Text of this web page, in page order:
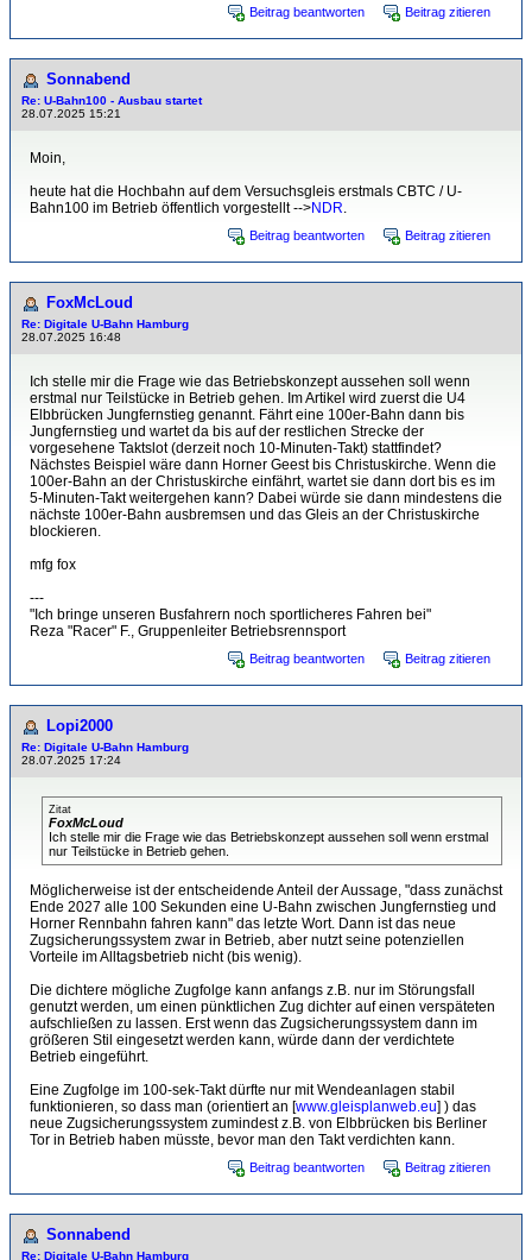
Beitrag beantworten Beitrag zitieren
Sonnabend
Re: U-Bahn100 - Ausbau startet
28.07.2025 15:21
Moin,
heute hat die Hochbahn auf dem Versuchsgleis erstmals CBTC / U-
Bahn100 im Betrieb öffentlich vorgestellt -->NDR.
Beitrag beantworten Beitrag zitieren
FoxMcLoud
Re: Digitale U-Bahn Hamburg
28.07.2025 16:48
Ich stelle mir die Frage wie das Betriebskonzept aussehen soll wenn
erstmal nur Teilstücke in Betrieb gehen. Im Artikel wird zuerst die U4
Elbbrücken Jungfernstieg genannt. Fährt eine 100er-Bahn dann bis
Jungfernstieg und wartet da bis auf der restlichen Strecke der
vorgesehene Taktslot (derzeit noch 10-Minuten-Takt) stattfindet?
Nächstes Beispiel wäre dann Horner Geest bis Christuskirche. Wenn die
100er-Bahn an der Christuskirche einfährt, wartet sie dann dort bis es im
5-Minuten-Takt weitergehen kann? Dabei würde sie dann mindestens die
nächste 100er-Bahn ausbremsen und das Gleis an der Christuskirche
blockieren.
mfg fox
---
"Ich bringe unseren Busfahrern noch sportlicheres Fahren bei"
Reza "Racer" F., Gruppenleiter Betriebsrennsport
Beitrag beantworten Beitrag zitieren
Lopi2000
Re: Digitale U-Bahn Hamburg
28.07.2025 17:24
Zitat
FoxMcLoud
Ich stelle mir die Frage wie das Betriebskonzept aussehen soll wenn erstmal
nur Teilstücke in Betrieb gehen.
Möglicherweise ist der entscheidende Anteil der Aussage, "dass zunächst
Ende 2027 alle 100 Sekunden eine U-Bahn zwischen Jungfernstieg und
Horner Rennbahn fahren kann" das letzte Wort. Dann ist das neue
Zugsicherungssystem zwar in Betrieb, aber nutzt seine potenziellen
Vorteile im Alltagsbetrieb nicht (bis wenig).
Die dichtere mögliche Zugfolge kann anfangs z.B. nur im Störungsfall
genutzt werden, um einen pünktlichen Zug dichter auf einen verspäteten
aufschließen zu lassen. Erst wenn das Zugsicherungssystem dann im
größeren Stil eingesetzt werden kann, würde dann der verdichtete
Betrieb eingeführt.
Eine Zugfolge im 100-sek-Takt dürfte nur mit Wendeanlagen stabil
funktionieren, so dass man (orientiert an [www.gleisplanweb.eu] ) das
neue Zugsicherungssystem zumindest z.B. von Elbbrücken bis Berliner
Tor in Betrieb haben müsste, bevor man den Takt verdichten kann.
Beitrag beantworten Beitrag zitieren
Sonnabend
Re: Digitale U-Bahn Hamburg